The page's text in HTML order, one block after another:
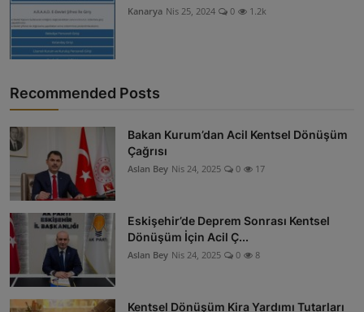
Kanarya Nis 25, 2024 0 1.2k
Recommended Posts
Bakan Kurum’dan Acil Kentsel Dönüşüm
Çağrısı
Aslan Bey Nis 24, 2025 0 17
Eskişehir’de Deprem Sonrası Kentsel
Dönüşüm İçin Acil Ç...
Aslan Bey Nis 24, 2025 0 8
Kentsel Dönüşüm Kira Yardımı Tutarları